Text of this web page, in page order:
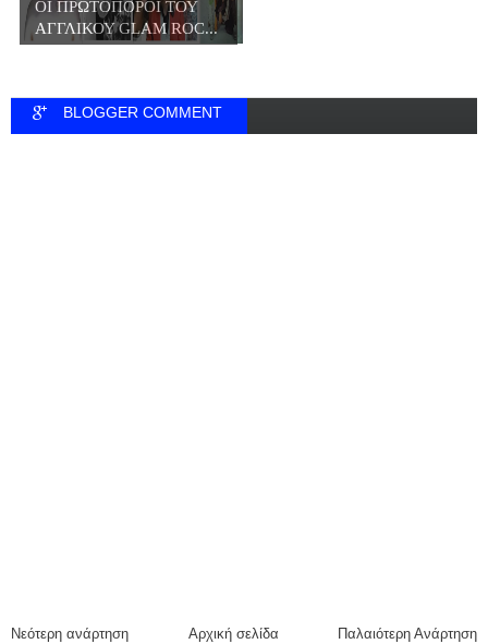
ΟΙ ΠΡΩΤΟΠΟΡΟΙ ΤΟΥ
ΑΓΓΛΙΚΟΥ GLAM ROC...
BLOGGER COMMENT
Νεότερη ανάρτηση Παλαιότερη Ανάρτηση
Αρχική σελίδα